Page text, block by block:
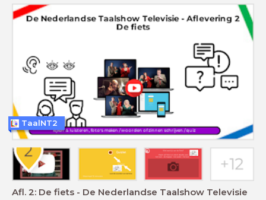
Afl. 2: De fiets - De Nederlandse Taalshow Televisie
TaalNT2